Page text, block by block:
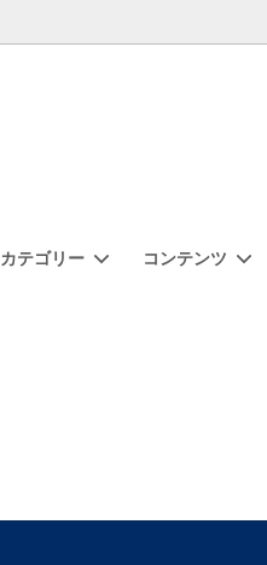
カテゴリー コンテンツ